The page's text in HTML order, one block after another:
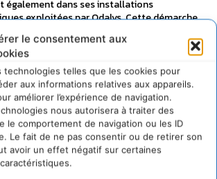
le consentement aux
technologies telles que les cookies pour
aux informations relatives aux appareils.
améliorer l’expérience de navigation.
nous autorisera à traiter des
le comportement de navigation ou les ID
Le fait de ne pas consentir ou de retirer son
avoir un effet négatif sur certaines
également dans ses installations
exploitées par Odalys. Cette démarche
partagée par l’ensemble des
de nos filiales qui n’hésitent plus à
leurs expériences.
Financière Duval a su transformer ce qui
comme un fardeau, en valeur ajoutée
activités mais également celles de nos
du quotidien constituent les futures
développement durable qu’il appartient